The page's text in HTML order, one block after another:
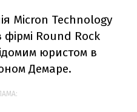
Micron Technology
Round Rock
юристом в
Демаре.